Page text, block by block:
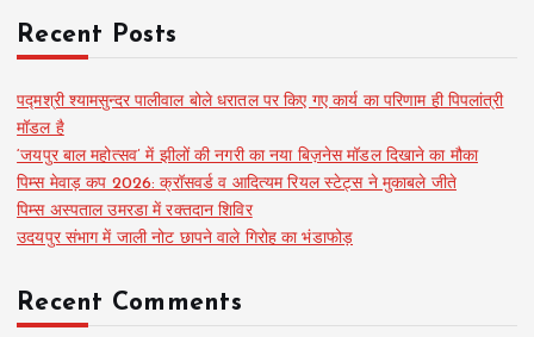
Recent Posts
पद्मश्री श्यामसुन्दर पालीवाल बोले धरातल पर किए गए कार्य का परिणाम ही पिपलांत्री
मॉडल है
‘जयपुर बाल महोत्सव’ में झीलों की नगरी का नया बिज़नेस मॉडल दिखाने का मौका
पिम्स मेवाड़ कप 2026: क्रॉसवर्ड व आदित्यम रियल स्टेट्स ने मुकाबले जीते
पिम्स अस्पताल उमरडा में रक्तदान शिविर
उदयपुर संभाग में जाली नोट छापने वाले गिरोह का भंडाफोड़
Recent Comments